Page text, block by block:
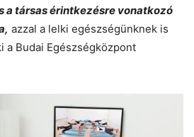
a társas érintkezésre vonatkozó
azzal a lelki egészségünknek is
a Budai Egészségközpont